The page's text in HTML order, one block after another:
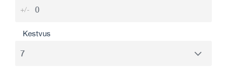
+/-
Kestvus